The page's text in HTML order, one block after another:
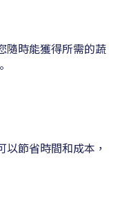
隨時能獲得所需的蔬
節省時間和成本，